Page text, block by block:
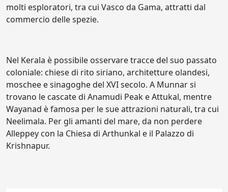
molti esploratori, tra cui Vasco da Gama, attratti dal
commercio delle spezie.
Nel Kerala è possibile osservare tracce del suo passato
coloniale: chiese di rito siriano, architetture olandesi,
moschee e sinagoghe del XVI secolo. A Munnar si
trovano le cascate di Anamudi Peak e Attukal, mentre
Wayanad è famosa per le sue attrazioni naturali, tra cui
Neelimala. Per gli amanti del mare, da non perdere
Alleppey con la Chiesa di Arthunkal e il Palazzo di
Krishnapur.